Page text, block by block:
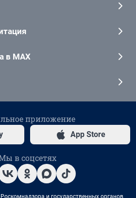
в MAX
приложение
App Store
в соцсетях
и государственных органов